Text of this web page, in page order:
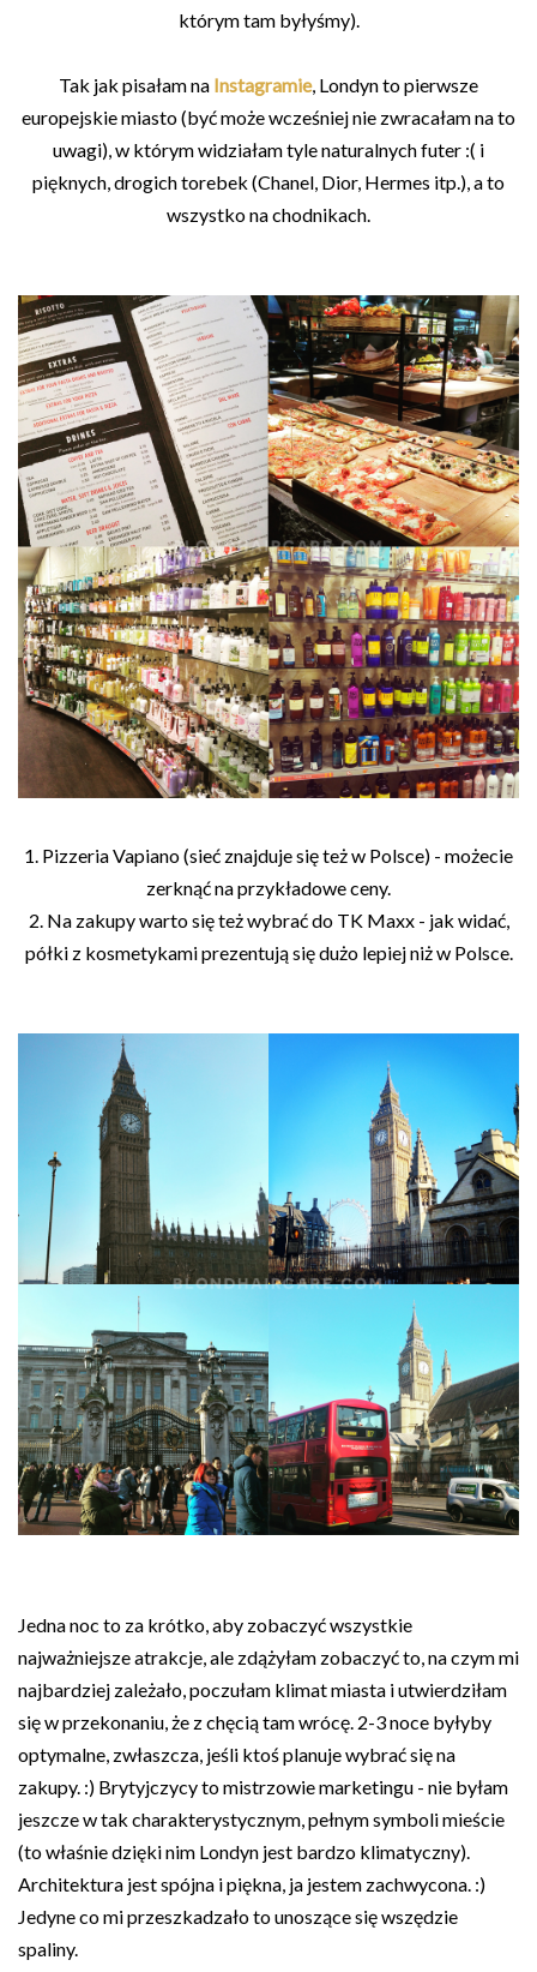
którym tam byłyśmy).
Tak jak pisałam na Instagramie, Londyn to pierwsze
europejskie miasto (być może wcześniej nie zwracałam na to
uwagi), w którym widziałam tyle naturalnych futer :( i
pięknych, drogich torebek (Chanel, Dior, Hermes itp.), a to
wszystko na chodnikach.
1. Pizzeria Vapiano (sieć znajduje się też w Polsce) - możecie
zerknąć na przykładowe ceny.
2. Na zakupy warto się też wybrać do TK Maxx - jak widać,
półki z kosmetykami prezentują się dużo lepiej niż w Polsce.
Jedna noc to za krótko, aby zobaczyć wszystkie
najważniejsze atrakcje, ale zdążyłam zobaczyć to, na czym mi
najbardziej zależało, poczułam klimat miasta i utwierdziłam
się w przekonaniu, że z chęcią tam wrócę. 2-3 noce byłyby
optymalne, zwłaszcza, jeśli ktoś planuje wybrać się na
zakupy. :) Brytyjczycy to mistrzowie marketingu - nie byłam
jeszcze w tak charakterystycznym, pełnym symboli mieście
(to właśnie dzięki nim Londyn jest bardzo klimatyczny).
Architektura jest spójna i piękna, ja jestem zachwycona. :)
Jedyne co mi przeszkadzało to unoszące się wszędzie
spaliny.